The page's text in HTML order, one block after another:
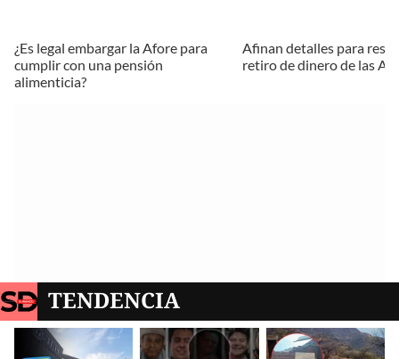
¿Es legal embargar la Afore para
cumplir con una pensión
alimenticia?
Afinan detalles para
retiro de dinero de las
TENDENCIA